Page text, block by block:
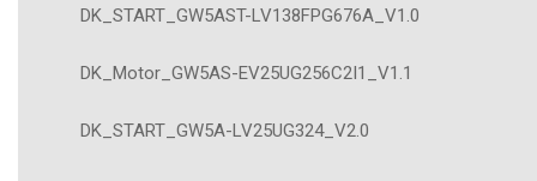
DK_START_GW5AST-LV138FPG676A_V1.0
DK_Motor_GW5AS-EV25UG256C2I1_V1.1
DK_START_GW5A-LV25UG324_V2.0